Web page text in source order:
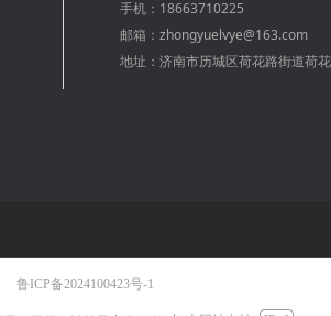
手机：18663710225
邮箱：zhongyuelvye@163.com
地址：济南市历城区荷花路街道荷
鲁ICP备2024100423号-1